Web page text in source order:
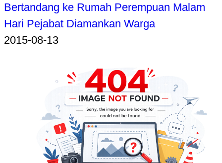
Bertandang ke Rumah Perempuan Malam
Hari Pejabat Diamankan Warga
2015-08-13